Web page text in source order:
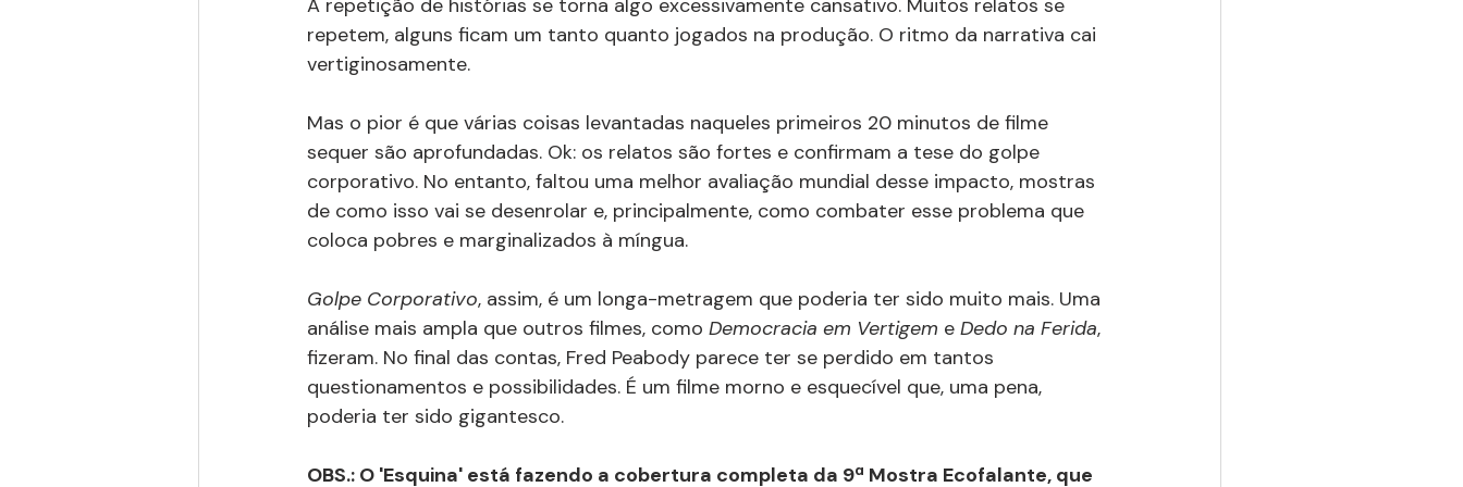
repetem, alguns ficam um tanto quanto jogados na produção. O ritmo da narrativa cai
vertiginosamente.
Mas o pior é que várias coisas levantadas naqueles primeiros 20 minutos de filme
sequer são aprofundadas. Ok: os relatos são fortes e confirmam a tese do golpe
corporativo. No entanto, faltou uma melhor avaliação mundial desse impacto, mostras
de como isso vai se desenrolar e, principalmente, como combater esse problema que
coloca pobres e marginalizados à míngua.
Golpe Corporativo, assim, é um longa-metragem que poderia ter sido muito mais. Uma
análise mais ampla que outros filmes, como Democracia em Vertigem e Dedo na Ferida,
fizeram. No final das contas, Fred Peabody parece ter se perdido em tantos
questionamentos e possibilidades. É um filme morno e esquecível que, uma pena,
poderia ter sido gigantesco.
OBS.: O 'Esquina' está fazendo a cobertura completa da 9ª Mostra Ecofalante, que